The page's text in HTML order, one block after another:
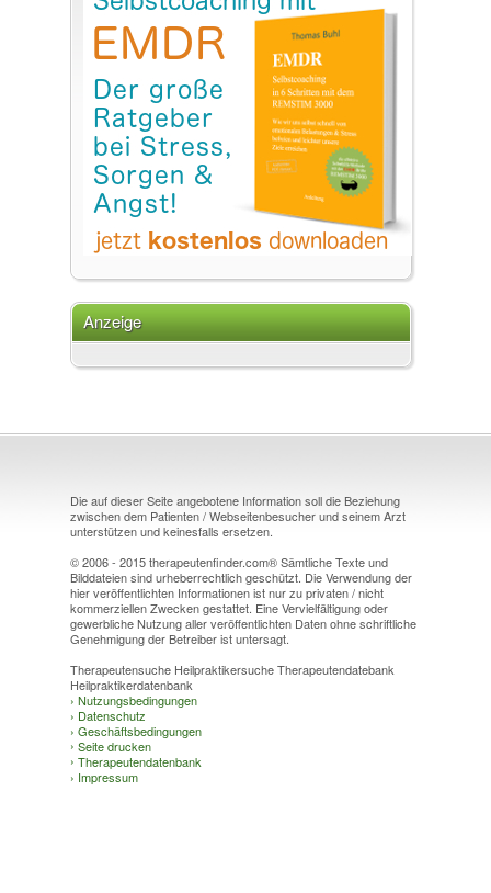
Anzeige
Die auf dieser Seite angebotene Information soll die Beziehung
zwischen dem Patienten / Webseitenbesucher und seinem Arzt
unterstützen und keinesfalls ersetzen.
© 2006 - 2015 therapeutenfinder.com® Sämtliche Texte und
Bilddateien sind urheberrechtlich geschützt. Die Verwendung der
hier veröffentlichten Informationen ist nur zu privaten / nicht
kommerziellen Zwecken gestattet. Eine Vervielfältigung oder
gewerbliche Nutzung aller veröffentlichten Daten ohne schriftliche
Genehmigung der Betreiber ist untersagt.
Therapeutensuche Heilpraktikersuche Therapeutendatebank
Heilpraktikerdatenbank
› Nutzungsbedingungen
› Datenschutz
› Geschäftsbedingungen
› Seite drucken
› Therapeutendatenbank
› Impressum